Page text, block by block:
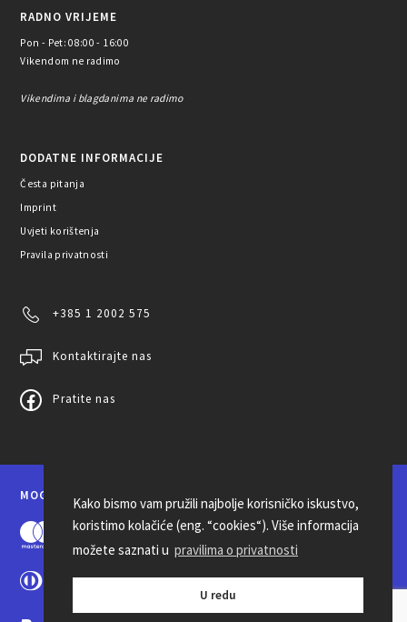
Kako bismo vam pružili najbolje korisničko iskustvo,
koristimo kolačiće (eng. “cookies“). Više informacija
možete saznati u pravilima o privatnosti
U redu
RADNO VRIJEME
Pon - Pet: 08:00 - 16:00
Vikendom ne radimo
Vikendima i blagdanima ne radimo
DODATNE INFORMACIJE
Česta pitanja
Imprint
Uvjeti korištenja
Pravila privatnosti
+385 1 2002 575
Kontaktirajte nas
Pratite nas
MOGUĆNOSTI PLAĆANJA